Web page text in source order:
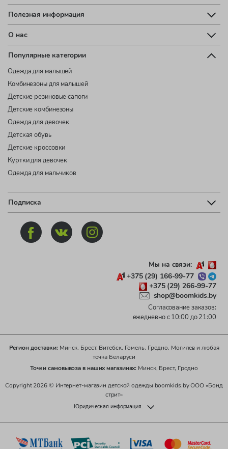
Полезная информация
О нас
Популярные категории
Одежда для малышей
Комбинезоны для малышей
Детские резиновые сапоги
Детские комбинезоны
Одежда для девочек
Детская обувь
Детские кроссовки
Куртки для девочек
Одежда для мальчиков
Подписка
Мы на связи:
+375 (29) 166-99-77
+375 (29) 266-99-77
shop@boomkids.by
Согласование заказов:
ежедневно с 10:00 до 21:00
Регион доставки:Минск, Брест, Витебск, Гомель, Гродно, Могилев и любая
точка Беларуси
Точки самовывоза в наших магазинах: Минск, Брест, Гродно
Copyright 2026 © Интернет-магазин детской одежды boomkids.by ООО «Бонд
стрит»
Юридическая информация.